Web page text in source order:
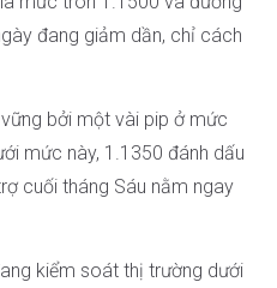
đang giảm dần, chỉ cách
bởi một vài pip ở mức
mức này, 1.1350 đánh dấu
cuối tháng Sáu nằm ngay
kiểm soát thị trường dưới